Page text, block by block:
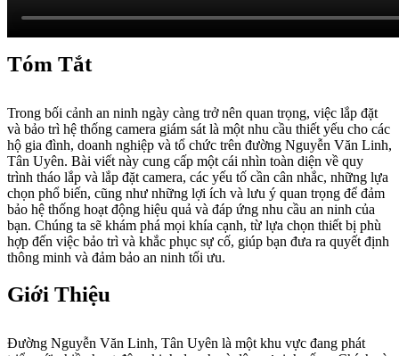
Tóm Tắt
Trong bối cảnh an ninh ngày càng trở nên quan trọng, việc lắp đặt
và bảo trì hệ thống camera giám sát là một nhu cầu thiết yếu cho các
hộ gia đình, doanh nghiệp và tổ chức trên đường Nguyễn Văn Linh,
Tân Uyên. Bài viết này cung cấp một cái nhìn toàn diện về quy
trình tháo lắp và lắp đặt camera, các yếu tố cần cân nhắc, những lựa
chọn phổ biến, cũng như những lợi ích và lưu ý quan trọng để đảm
bảo hệ thống hoạt động hiệu quả và đáp ứng nhu cầu an ninh của
bạn. Chúng ta sẽ khám phá mọi khía cạnh, từ lựa chọn thiết bị phù
hợp đến việc bảo trì và khắc phục sự cố, giúp bạn đưa ra quyết định
thông minh và đảm bảo an ninh tối ưu.
Giới Thiệu
Đường Nguyễn Văn Linh, Tân Uyên là một khu vực đang phát